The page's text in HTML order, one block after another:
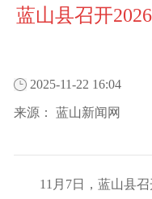
蓝山县召开
2025-11-22 16:04
来源： 蓝山新闻网
11月7日，蓝山县